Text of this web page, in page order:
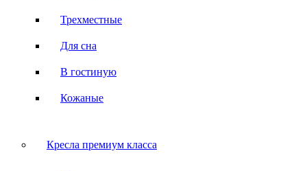
Трехместные
Для сна
В гостиную
Кожаные
Кресла премиум класса